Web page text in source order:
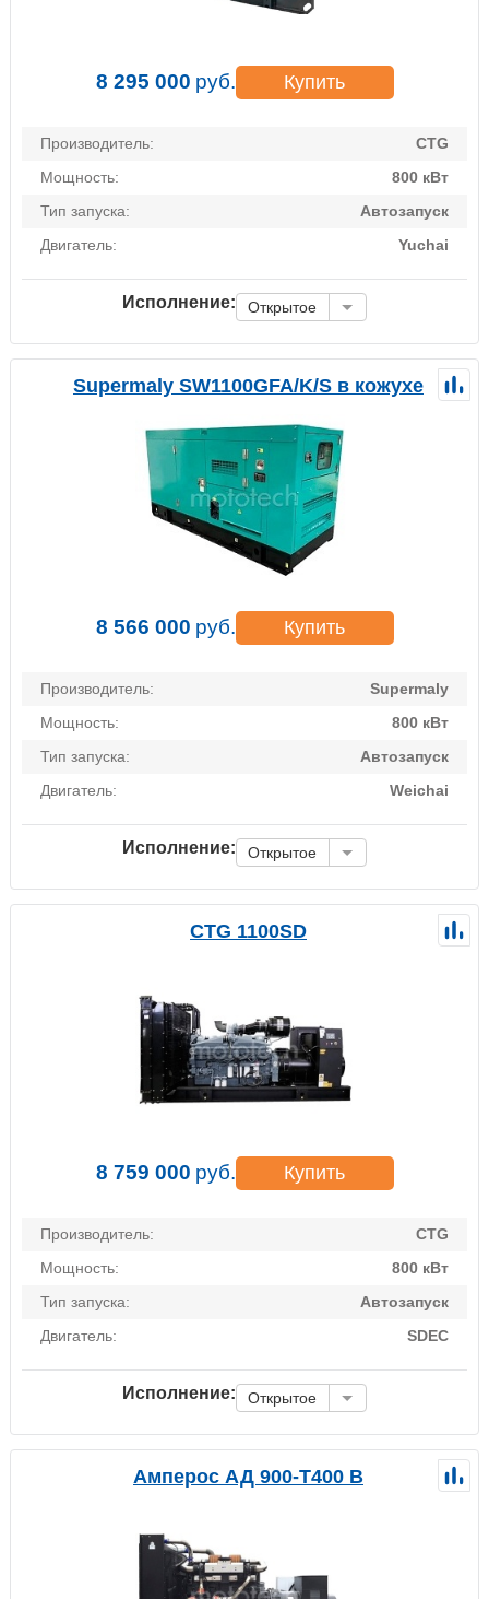
8 295 000 руб. Купить
Производитель:
CTG
Мощность:
800 кВт
Тип запуска:
Автозапуск
Двигатель:
Yuchai
Исполнение: Открытое
Supermaly SW1100GFA/K/S в кожухе
8 566 000 руб. Купить
Производитель:
Supermaly
Мощность:
800 кВт
Тип запуска:
Автозапуск
Двигатель:
Weichai
Исполнение: Открытое
CTG 1100SD
8 759 000 руб. Купить
Производитель:
CTG
Мощность:
800 кВт
Тип запуска:
Автозапуск
Двигатель:
SDEC
Исполнение: Открытое
Амперос АД 900-Т400 B